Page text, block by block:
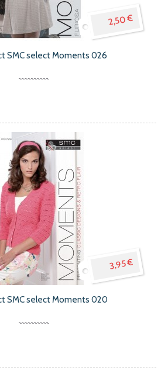
2,50 €
SMC select Moments 026
3,95 €
SMC select Moments 020